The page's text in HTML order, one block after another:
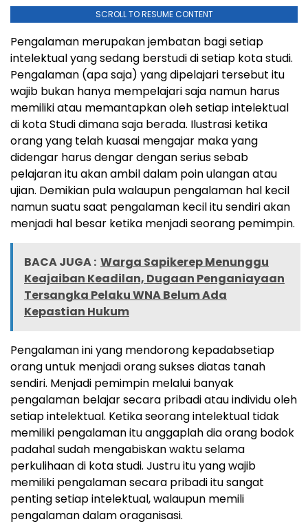
SCROLL TO RESUME CONTENT
Pengalaman merupakan jembatan bagi setiap
intelektual yang sedang berstudi di setiap kota studi.
Pengalaman (apa saja) yang dipelajari tersebut itu
wajib bukan hanya mempelajari saja namun harus
memiliki atau memantapkan oleh setiap intelektual
di kota Studi dimana saja berada. Ilustrasi ketika
orang yang telah kuasai mengajar maka yang
didengar harus dengar dengan serius sebab
pelajaran itu akan ambil dalam poin ulangan atau
ujian. Demikian pula walaupun pengalaman hal kecil
namun suatu saat pengalaman kecil itu sendiri akan
menjadi hal besar ketika menjadi seorang pemimpin.
BACA JUGA : Warga Sapikerep Menunggu
Keajaiban Keadilan, Dugaan Penganiayaan
Tersangka Pelaku WNA Belum Ada
Kepastian Hukum
Pengalaman ini yang mendorong kepadabsetiap
orang untuk menjadi orang sukses diatas tanah
sendiri. Menjadi pemimpin melalui banyak
pengalaman belajar secara pribadi atau individu oleh
setiap intelektual. Ketika seorang intelektual tidak
memiliki pengalaman itu anggaplah dia orang bodok
padahal sudah mengabiskan waktu selama
perkulihaan di kota studi. Justru itu yang wajib
memiliki pengalaman secara pribadi itu sangat
penting setiap intelektual, walaupun memili
pengalaman dalam oraganisasi.